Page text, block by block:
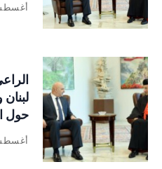
أغسطس 7,
حول
أغسطس 7,